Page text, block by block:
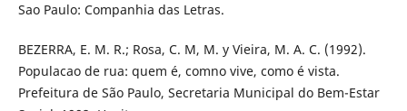
Sao Paulo: Companhia das Letras.
BEZERRA, E. M. R.; Rosa, C. M, M. y Vieira, M. A. C. (1992).
Populacao de rua: quem é, comno vive, como é vista.
Prefeitura de São Paulo, Secretaria Municipal do Bem-Estar